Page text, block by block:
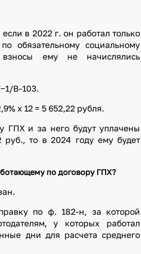
если в 2022 г. он работал только
обязательному социальному
ему не начислялись
В-103.
х 12 = 5 652,22 рубля.
ГПХ и за него будут уплачены
то в 2024 году ему будет
по договору ГПХ?
по ф. 182-н, за которой
у которых работал
дни для расчета среднего